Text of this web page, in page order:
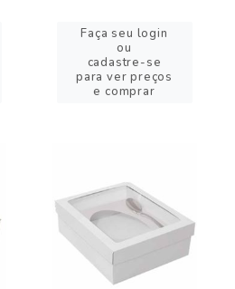
Faça seu login
ou
cadastre-se
para ver preços
e comprar